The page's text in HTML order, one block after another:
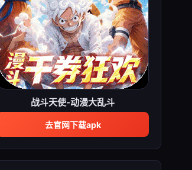
战斗天使-动漫大乱斗
去官网下载apk